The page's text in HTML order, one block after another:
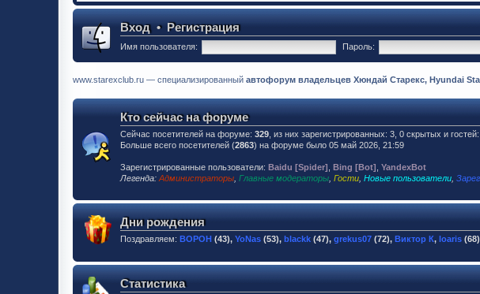
Вход• Регистрация
Имя пользователя: Пароль:
www.starexclub.ru — специализированный автофорум владельцев Хюндай Старекс, Hyundai
Кто сейчас на форуме
Сейчас посетителей на форуме: 329 , из них зарегистрированных: 3, 0 скрытых и
Больше всего посетителей (2863) на форуме было 05 май 2026, 21:59
Зарегистрированные пользователи: Baidu [Spider] Bing [Bot] YandexBot
Легенда: Администраторы Главные модераторы Гости Новые пользователи
Дни рождения
Поздравляем: BOPOH (43), YoNas (53), blackk (47), grekus07 (72), Виктор К, loaris
Статистика